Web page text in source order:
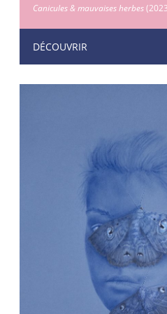
Canicules & mauvaises herbes
DÉCOUVRIR